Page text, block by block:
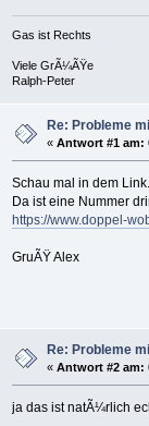
Gas ist Rechts
Viele GrÃ¼ÃŸe
Ralph-Peter
Re: Probleme
«Antwort #1 am:
Schau mal in dem Link.
Da ist eine Nummer
https://www.doppel-
GruÃŸ Alex
Re: Probleme
«Antwort #2 am:
ja das ist natÃ¼rlich